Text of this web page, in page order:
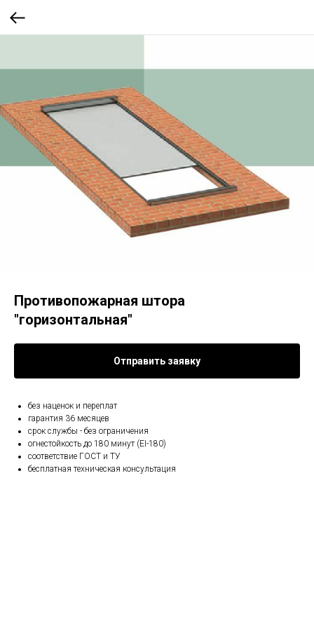
Противопожарная штора
"горизонтальная"
Отправить заявку
без наценок и переплат
гарантия 36 месяцев
срок службы - без ограничения
огнестойкость до 180 минут (EI-180)
соответствие ГОСТ и ТУ
бесплатная техническая консультация